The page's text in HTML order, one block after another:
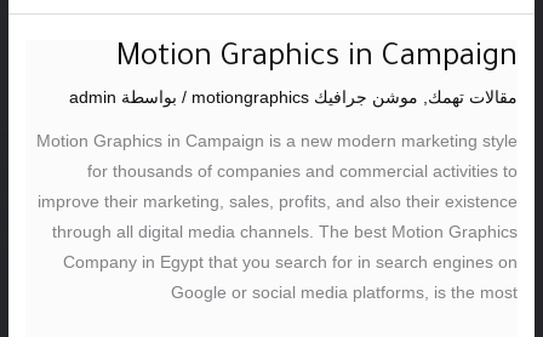
Motion Graphics in Campaign
مقالات تهمك, موشن جرافيك motiongraphics / بواسطة admin
Motion Graphics in Campaign is a new modern marketing style
for thousands of companies and commercial activities to
improve their marketing, sales, profits, and also their existence
through all digital media channels. The best Motion Graphics
Company in Egypt that you search for in search engines on
Google or social media platforms, is the most
Motion
Campaign